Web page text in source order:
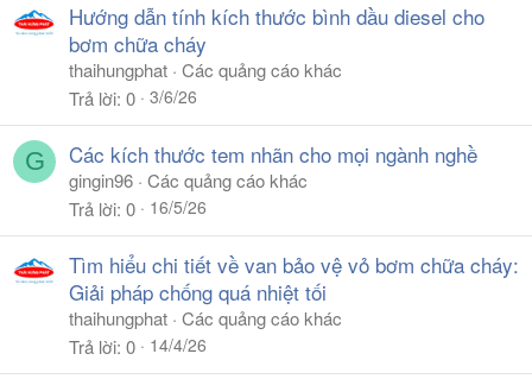
Hướng dẫn tính kích thước bình dầu diesel cho
bơm chữa cháy
thaihungphat Các quảng cáo khác
Trả lời 0 3/6/26
G Các kích thước tem nhãn cho mọi ngành nghề
gingin96 Các quảng cáo khác
Trả lời 0 16/5/26
Tìm hiểu chi tiết về van bảo vệ vỏ bơm chữa cháy:
Giải pháp chống quá nhiệt tối
thaihungphat Các quảng cáo khác
Trả lời 0 14/4/26